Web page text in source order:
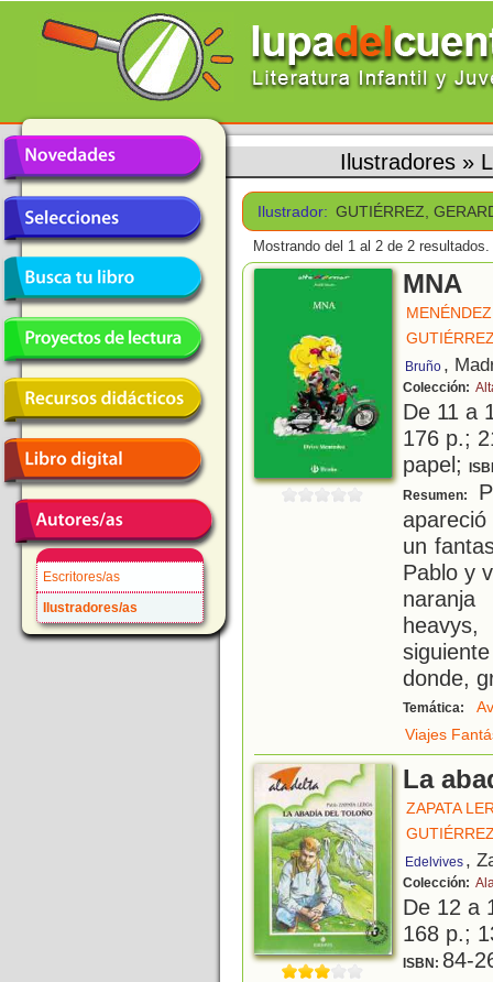
Escritores/as
Ilustradores/as
Ilustradores »
Ilustrador: GUTIÉRREZ,
Mostrando del 1 al 2 de 2 resultados.
MNA
Bruño ,
Colección:
De 11 a
176 p.;
papel;
Resumen:
un
Pablo y
donde,
Temática:
Viajes
La
ZAPATA
Edelvives ,
Colección:
De 12 a
168 p.;
ISBN: 84-